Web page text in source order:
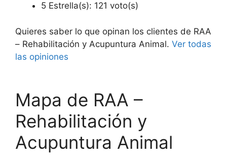
5 Estrella(s): 121 voto(s)
Quieres saber lo que opinan los clientes de RAA
– Rehabilitación y Acupuntura Animal. Ver todas
las opiniones
Mapa de RAA –
Rehabilitación y
Acupuntura Animal